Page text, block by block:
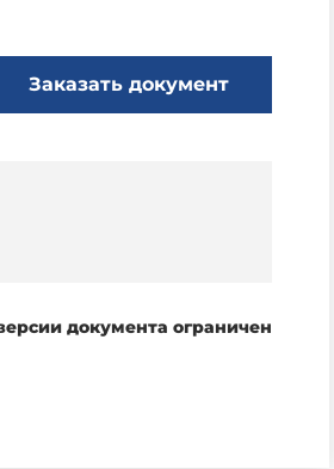
Заказать документ
документа ограничен